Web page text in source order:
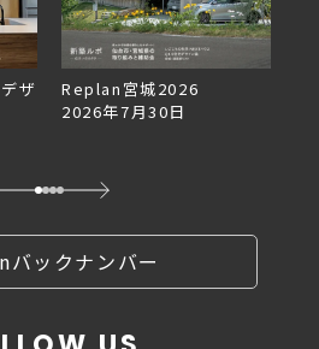
Replan北海道VOL.153
2026年6月27日
バックナンバー